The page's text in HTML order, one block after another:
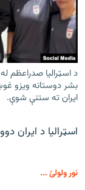
د اسټرالیا صدراعظم
بشر دوستانه ویزو
ایران ته ستنې شوې.
اسټرالیا د ایران
نور ولولئ ...